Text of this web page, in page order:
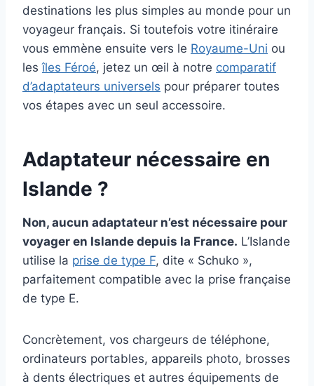
destinations les plus simples au monde pour un
voyageur français. Si toutefois votre itinéraire
vous emmène ensuite vers le Royaume-Uni ou
lesîles Féroé, jetez un œil à notre comparatif
d’adaptateurs universels pour préparer toutes
vos étapes avec un seul accessoire.
Adaptateur nécessaire en
Islande ?
Non, aucun adaptateur n’est nécessaire pour
voyager en Islande depuis la France. L’Islande
utilise la prise de type F, dite « Schuko »,
parfaitement compatible avec la prise française
de type E.
Concrètement, vos chargeurs de téléphone,
ordinateurs portables, appareils photo, brosses
à dents électriques et autres équipements de